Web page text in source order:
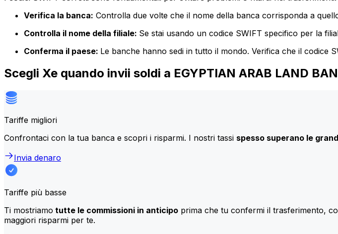
Verifica la banca: Controlla due volte che il nome della banca corrisponda a
Controlla il nome della filiale: Se stai usando un codice SWIFT specifico per la
Conferma il paese: Le banche hanno sedi in tutto il mondo. Verifica che il codice
Scegli Xe quando invii soldi a EGYPTIAN ARAB LAND
Tariffe migliori
Confrontaci con la tua banca e scopri i risparmi. I nostri tassi spesso superano le
Invia denaro
Tariffe più basse
Ti mostriamo tutte le commissioni in anticipo prima che tu confermi il trasferimento,
maggiori risparmi per te.